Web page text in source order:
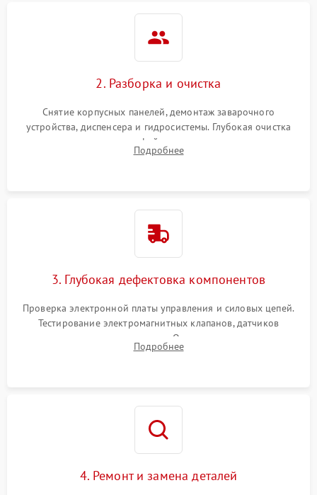
2. Разборка и очистка
Снятие корпусных панелей, демонтаж заварочного
устройства, диспенсера и гидросистемы. Глубокая очистка
внутренних узлов от кофейных масел, жмыха и накипи.
Промывка дренажных каналов и фильтров с использованием
Подробнее
3. Глубокая дефектовка компонентов
Проверка электронной платы управления и силовых цепей.
Тестирование электромагнитных клапанов, датчиков
температуры и расходомера. Оценка степени износа
жерновов кофемолки, уплотнительных колец гидросистемы
Подробнее
4. Ремонт и замена деталей